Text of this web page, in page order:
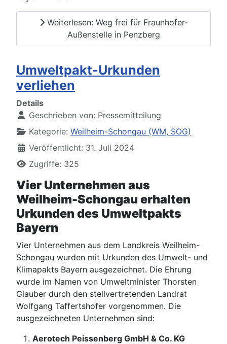
Weiterlesen: Weg frei für Fraunhofer-
Außenstelle in Penzberg
Umweltpakt-Urkunden
verliehen
Details
Geschrieben von: Pressemitteilung
Kategorie: Weilheim-Schongau (WM, SOG)
Veröffentlicht: 31. Juli 2024
Zugriffe: 325
Vier Unternehmen aus
Weilheim-Schongau erhalten
Urkunden des Umweltpakts
Bayern
Vier Unternehmen aus dem Landkreis Weilheim-
Schongau wurden mit Urkunden des Umwelt- und
Klimapakts Bayern ausgezeichnet. Die Ehrung
wurde im Namen von Umweltminister Thorsten
Glauber durch den stellvertretenden Landrat
Wolfgang Taffertshofer vorgenommen. Die
ausgezeichneten Unternehmen sind:
Aerotech Peissenberg GmbH & Co. KG